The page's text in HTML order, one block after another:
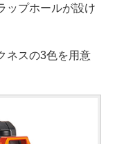
ップホールが設け
ネスの3色を用意